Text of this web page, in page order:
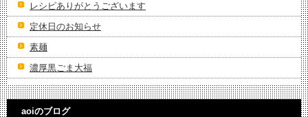
レシピありがとうございます
定休日のお知らせ
素麺
濃厚黒ごま大福
aoiのブログ